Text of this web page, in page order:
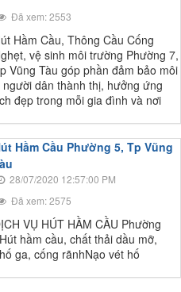
Đã xem: 2553
Hầm Cầu, Thông Cầu Cống
vệ sinh môi trường Phường 7,
Vũng Tàu góp phần đảm bảo môi
dân thành thị, hưởng ứng
đẹp trong mỗi gia đình và nơi
Hầm Cầu Phường 5, Tp Vũng
28/07/2020 12:57:00 PM
Đã xem: 2575
VỤ HÚT HẦM CẦU Phường
hầm cầu, chất thải dầu mỡ,
ga, cống rãnhNạo vét hố